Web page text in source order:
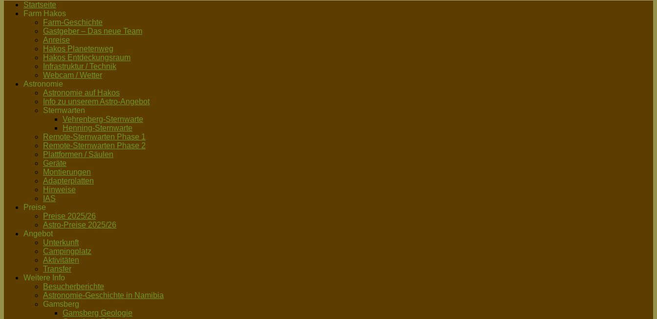
Startseite
Farm Hakos
Farm-Geschichte
Gastgeber – Das neue Team
Anreise
Hakos Planetenweg
Hakos Entdeckungsraum
Infrastruktur / Technik
Webcam / Wetter
Astronomie
Astronomie auf Hakos
Info zu unserem Astro-Angebot
Sternwarten
Vehrenberg-Sternwarte
Henning-Sternwarte
Remote-Sternwarten Phase 1
Remote-Sternwarten Phase 2
Plattformen / Säulen
Geräte
Montierungen
Adapterplatten
Hinweise
IAS
Preise
Preise 2025/26
Astro-Preise 2025/26
Angebot
Unterkunft
Campingplatz
Aktivitäten
Transfer
Weitere Info
Besucherberichte
Astronomie-Geschichte in Namibia
Gamsberg
Gamsberg Geologie